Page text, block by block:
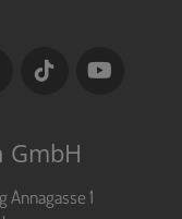
GmbH
1